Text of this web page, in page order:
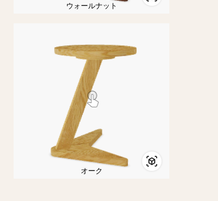
ウォールナット
オーク